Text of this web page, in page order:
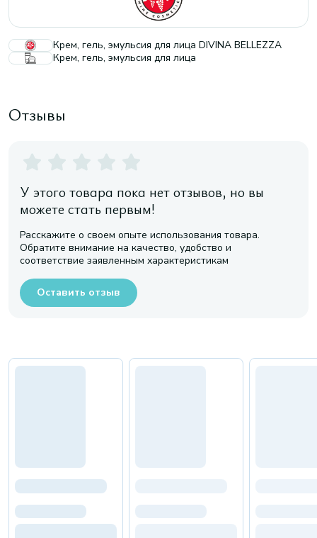
Крем, гель, эмульсия для лица DIVINA BELLEZZA
Крем, гель, эмульсия для лица
Отзывы
У этого товара пока нет отзывов, но вы
можете стать первым!
Расскажите о своем опыте использования товара.
Обратите внимание на качество, удобство и
соответствие заявленным характеристикам
Оставить отзыв